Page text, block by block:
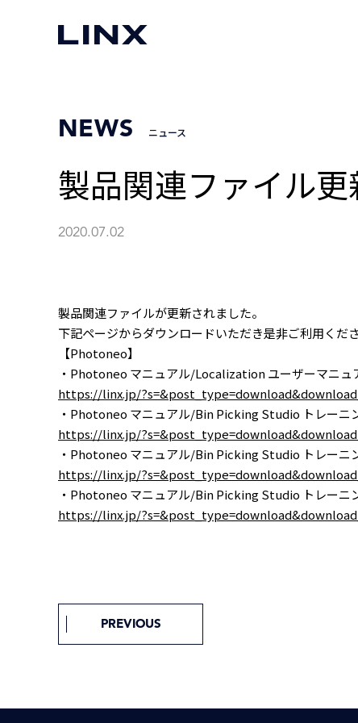
NEWS ニュース
製品関連ファイル更
2020.07.02
製品関連ファイルが更新されました。
下記ページからダウンロードいただき是非ご利用くださ
【Photoneo】
・Photoneo マニュアル/Localization ユーザーマニュ
https://linx.jp/
・Photoneo マニュアル/Bin Picking Studio トレーニン
https://linx.jp/
・Photoneo マニュアル/Bin Picking Studio トレーニ
https://linx.jp/
・Photoneo マニュアル/Bin Picking Studio トレーニン
https://linx.jp/
PREVIOUS